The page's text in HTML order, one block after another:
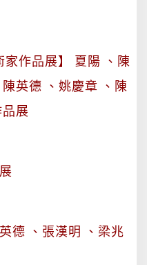
家作品展】 夏陽 、陳
英德 、姚慶章 、陳
展
德 、張漢明 、梁兆